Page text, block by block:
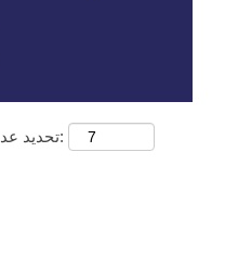
تحديد عدد المرات (بالأيام) لتلقي تنبيه: